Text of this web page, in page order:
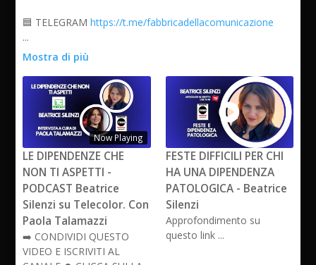
🟦 TELEGRAMhttps://t.me/fabbricadellacomunicazione
...
Mostra di più
Now Playing
LE DIPENDENZE CHE
NON TI ASPETTI -
PODCAST Beatrice
Silenzi su Telecolor. Con
Paola Talamazzi
➡️ CONDIVIDI QUESTO
VIDEO E ISCRIVITI AL
FESTE DIFFICILI PER CHI
HA UNA DIPENDENZA
PATOLOGICA - Beatrice
Silenzi
Approfondimento su
questo link ...